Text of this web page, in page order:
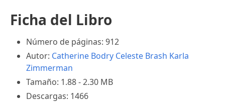
Ficha del Libro
Número de páginas: 912
Autor: Catherine Bodry Celeste Brash Karla
Zimmerman
Tamaño: 1.88 - 2.30 MB
Descargas: 1466